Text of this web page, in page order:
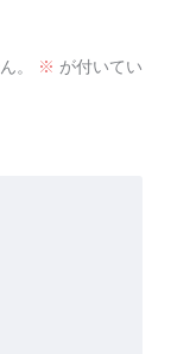
。 ※ が付いてい